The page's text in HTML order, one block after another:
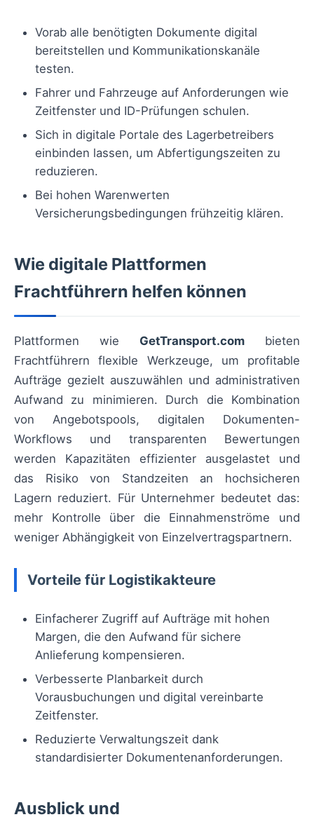
Vorab alle benötigten Dokumente digital
bereitstellen und Kommunikationskanäle
testen.
Fahrer und Fahrzeuge auf Anforderungen wie
Zeitfenster und ID-Prüfungen schulen.
Sich in digitale Portale des Lagerbetreibers
einbinden lassen, um Abfertigungszeiten zu
reduzieren.
Bei hohen Warenwerten
Versicherungsbedingungen frühzeitig klären.
Wie digitale Plattformen
Frachtführern helfen können
Plattformen wie GetTransport.com bieten
Frachtführern flexible Werkzeuge, um profitable
Aufträge gezielt auszuwählen und administrativen
Aufwand zu minimieren. Durch die Kombination
von Angebotspools, digitalen Dokumenten-
Workflows und transparenten Bewertungen
werden Kapazitäten effizienter ausgelastet und
das Risiko von Standzeiten an hochsicheren
Lagern reduziert. Für Unternehmer bedeutet das:
mehr Kontrolle über die Einnahmenströme und
weniger Abhängigkeit von Einzelvertragspartnern.
Vorteile für Logistikakteure
Einfacherer Zugriff auf Aufträge mit hohen
Margen, die den Aufwand für sichere
Anlieferung kompensieren.
Verbesserte Planbarkeit durch
Vorausbuchungen und digital vereinbarte
Zeitfenster.
Reduzierte Verwaltungszeit dank
standardisierter Dokumentenanforderungen.
Ausblick und